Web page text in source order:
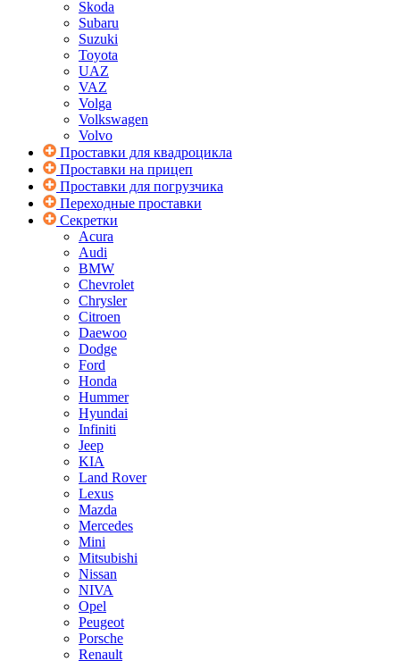
Skoda
Subaru
Suzuki
Toyota
UAZ
VAZ
Volga
Volkswagen
Volvo
Проставки для квадроцикла
Проставки на прицеп
Проставки для погрузчика
Переходные проставки
Секретки
Acura
Audi
BMW
Chevrolet
Chrysler
Citroen
Daewoo
Dodge
Ford
Honda
Hummer
Hyundai
Infiniti
Jeep
KIA
Land Rover
Lexus
Mazda
Mercedes
Mini
Mitsubishi
Nissan
NIVA
Opel
Peugeot
Porsche
Renault